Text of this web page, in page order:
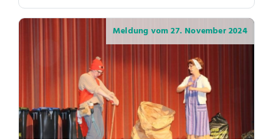
Meldung vom27. November 2024